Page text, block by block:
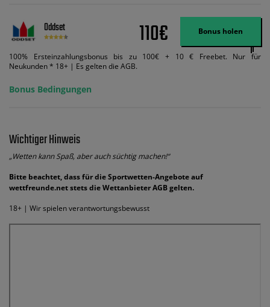
Oddset 110€ Bonus holen
100% Ersteinzahlungsbonus bis zu 100€ + 10 € Freebet. Nur für
Neukunden * 18+ | Es gelten die AGB.
Bonus Bedingungen
Wichtiger Hinweis
„Wetten kann Spaß, aber auch süchtig machen!“
Bitte beachtet, dass für die Sportwetten-Angebote auf
wettfreunde.net stets die Wettanbieter AGB gelten.
18+ | Wir spielen verantwortungsbewusst